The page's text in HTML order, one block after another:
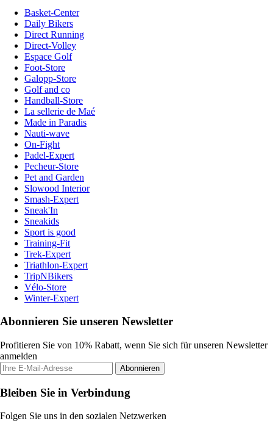
Basket-Center
Daily Bikers
Direct Running
Direct-Volley
Espace Golf
Foot-Store
Galopp-Store
Golf and co
Handball-Store
La sellerie de Maé
Made in Paradis
Nauti-wave
On-Fight
Padel-Expert
Pecheur-Store
Pet and Garden
Slowood Interior
Smash-Expert
Sneak'In
Sneakids
Sport is good
Training-Fit
Trek-Expert
Triathlon-Expert
TripNBikers
Vélo-Store
Winter-Expert
Abonnieren Sie unseren Newsletter
Profitieren Sie von 10% Rabatt, wenn Sie sich für unseren Newsletter
anmelden
Abonnieren
Bleiben Sie in Verbindung
Folgen Sie uns in den sozialen Netzwerken